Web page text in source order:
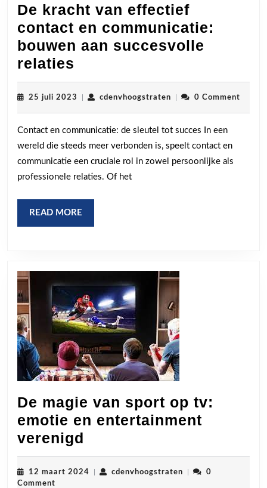
De kracht van effectief
contact en communicatie:
bouwen aan succesvolle
relaties
kracht
van
effectief
contact
en
communicatie:
aan
succesvolle
25 juli 2023 25
cdenvhoogstratencdenvhoogstraten
0 Comment
Contact en communicatie: de sleutel tot succes In een
wereld die steeds meer verbonden is, speelt contact en
communicatie een cruciale rol in zowel persoonlijke als
professionele relaties. Of het
READ MORE
MORE
De magie van sport op tv:
emotie en entertainment
verenigd
magie
van
12 maart 2024 12
cdenvhoogstratencdenvhoogstraten
0
Comment